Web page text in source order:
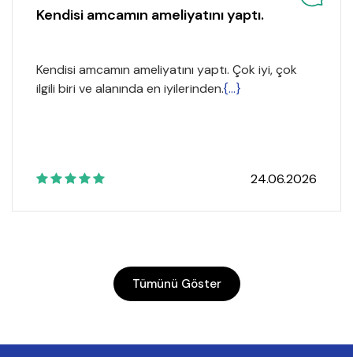
Kendisi amcamın ameliyatını yaptı.
Kendisi amcamın ameliyatını yaptı. Çok iyi, çok
ilgili biri ve alanında en iyilerinden.{...}
24.06.2026
Tümünü Göster